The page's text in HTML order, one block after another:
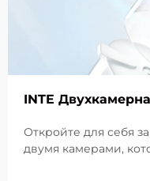
INTE
Откройте для себя
двумя камерами,